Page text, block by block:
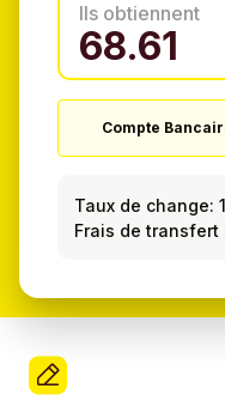
Ils obtiennent
Compte
Taux de change:
Frais de transfert